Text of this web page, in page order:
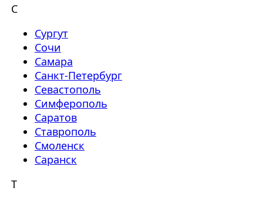
С
Сургут
Сочи
Самара
Санкт-Петербург
Севастополь
Симферополь
Саратов
Ставрополь
Смоленск
Саранск
Т